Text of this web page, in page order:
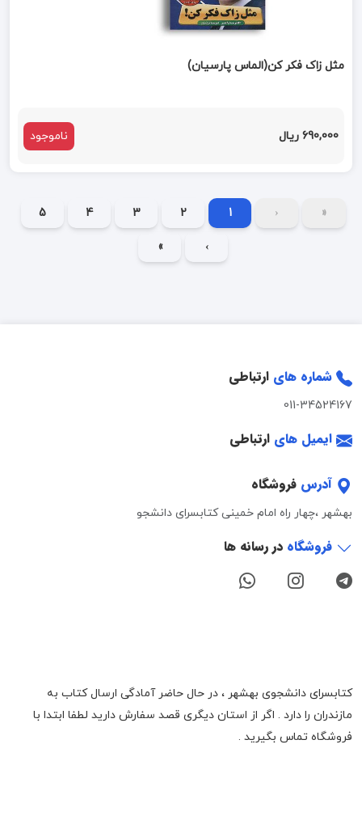
مثل زاک فکر کن(الماس پارسیان)
690,000 ریال ناموجود
«
‹
1
2
3
4
5
›
»
شماره های ارتباطی
011-34524167
ایمیل های ارتباطی
آدرس فروشگاه
بهشهر ،چهار راه امام خمینی کتابسرای دانشجو
فروشگاه در رسانه ها
کتابسرای دانشجوی بهشهر ، در حال حاضر آمادگی ارسال کتاب به
مازندران را دارد . اگر از استان دیگری قصد سفارش دارید لطفا ابتدا با
فروشگاه تماس بگیرید .